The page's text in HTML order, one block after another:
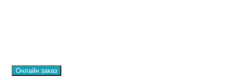
Онлайн заказ